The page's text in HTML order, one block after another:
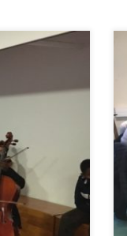
autour
de ceux-ci.